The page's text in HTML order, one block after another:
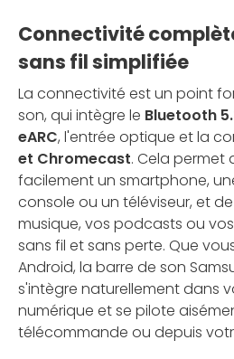
Connectivité
sans fil simplifiée
La connectivité est un point
son, qui intègre le Bluetooth
eARC, l'entrée optique et la
et Chromecast. Cela permet
facilement un smartphone,
console ou un téléviseur, et
musique, vos podcasts ou
sans fil et sans perte. Que
Android, la barre de son
s'intègre naturellement dans
numérique et se pilote
télécommande ou depuis